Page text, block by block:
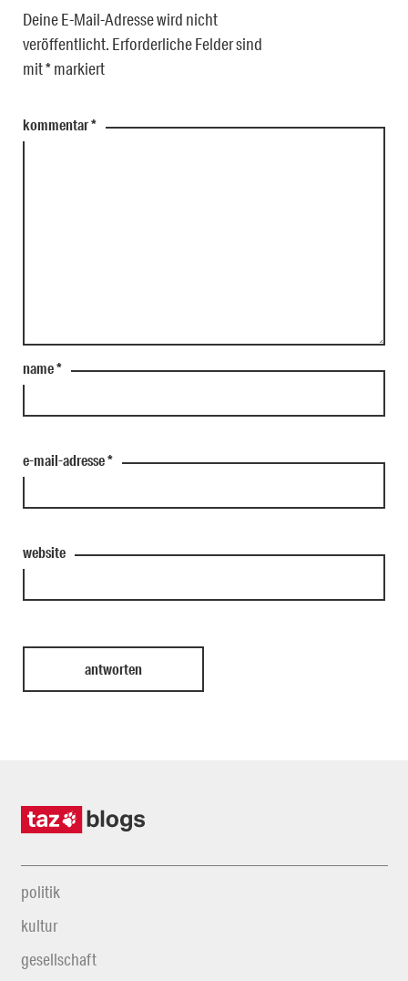
Deine E-Mail-Adresse wird nicht
veröffentlicht. Erforderliche Felder sind
mit*markiert
kommentar*
name*
e-mail-adresse*
website
politik
kultur
gesellschaft